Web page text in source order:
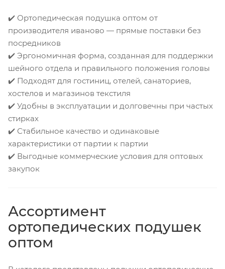
✔️ Ортопедическая подушка оптом от
производителя иваново — прямые поставки без
посредников
✔️ Эргономичная форма, созданная для поддержки
шейного отдела и правильного положения головы
✔️ Подходят для гостиниц, отелей, санаториев,
хостелов и магазинов текстиля
✔️ Удобны в эксплуатации и долговечны при частых
стирках
✔️ Стабильное качество и одинаковые
характеристики от партии к партии
✔️ Выгодные коммерческие условия для оптовых
закупок
Ассортимент
ортопедических подушек
оптом